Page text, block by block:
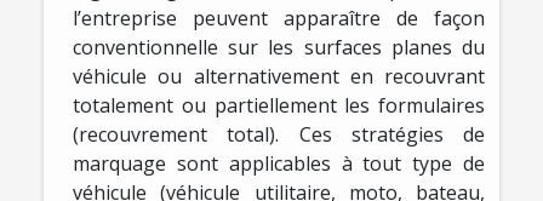
l’entreprise peuvent apparaître de façon
conventionnelle sur les surfaces planes du
véhicule ou alternativement en recouvrant
totalement ou partiellement les formulaires
(recouvrement total). Ces stratégies de
marquage sont applicables à tout type de
véhicule (véhicule utilitaire, moto, bateau,